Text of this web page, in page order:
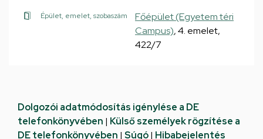
Épület, emelet, szobaszám
Főépület (Egyetem téri
Campus), 4. emelet,
422/7
Dolgozói adatmódosítás igénylése a DE
telefonkönyvében | Külső személyek rögzítése a
DE telefonkönyvében | Súgó| Hibabejelentés